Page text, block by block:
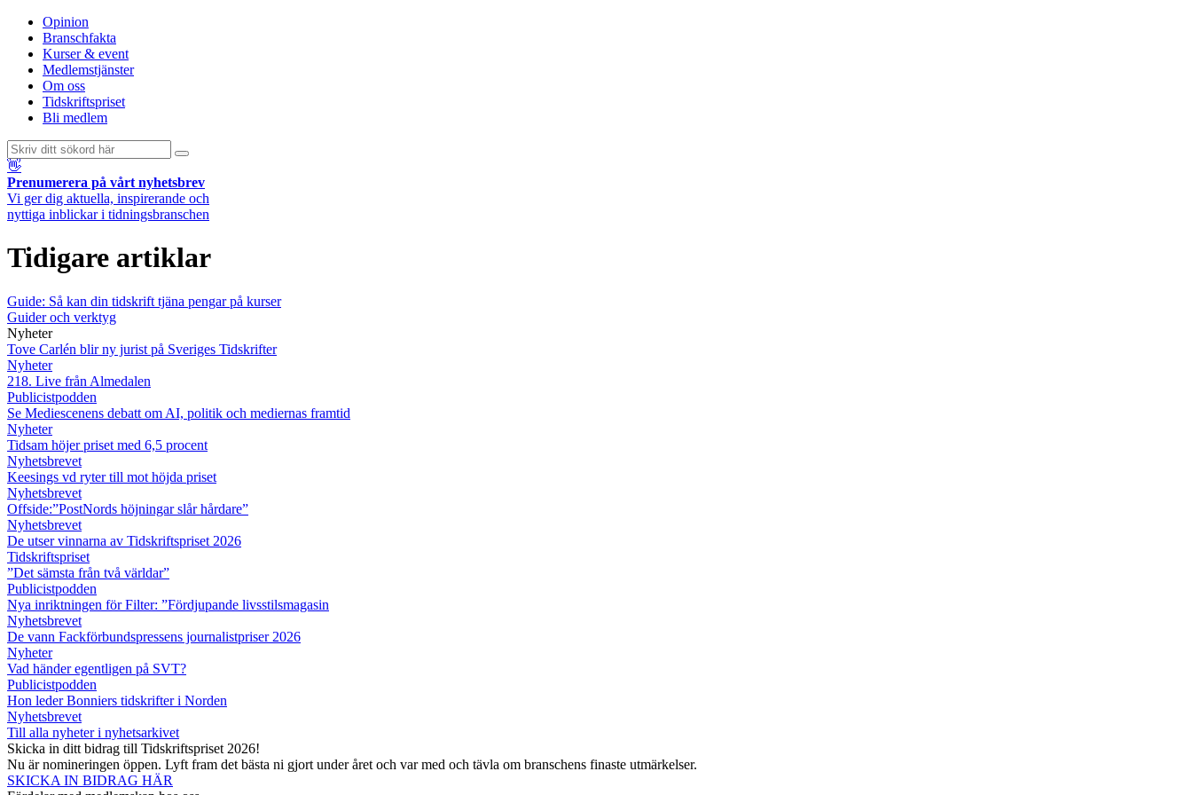
Opinion
Branschfakta
Kurser & event
Medlemstjänster
Om oss
Tidskriftspriset
Bli medlem
👋
Prenumerera på vårt nyhetsbrev
Vi ger dig aktuella, inspirerande och
nyttiga inblickar i tidningsbranschen
Tidigare artiklar
Guide: Så kan din tidskrift tjäna pengar på kurser
Guider och verktyg
Nyheter
Tove Carlén blir ny jurist på Sveriges Tidskrifter
Nyheter
218. Live från Almedalen
Publicistpodden
Se Mediescenens debatt om AI, politik och mediernas framtid
Nyheter
Tidsam höjer priset med 6,5 procent
Nyhetsbrevet
Keesings vd ryter till mot höjda priset
Nyhetsbrevet
Offside:”PostNords höjningar slår hårdare”
Nyhetsbrevet
De utser vinnarna av Tidskriftspriset 2026
Tidskriftspriset
”Det sämsta från två världar”
Publicistpodden
Nya inriktningen för Filter: ”Fördjupande livsstilsmagasin
Nyhetsbrevet
De vann Fackförbundspressens journalistpriser 2026
Nyheter
Vad händer egentligen på SVT?
Publicistpodden
Hon leder Bonniers tidskrifter i Norden
Nyhetsbrevet
Till alla nyheter i nyhetsarkivet
Skicka in ditt bidrag till Tidskriftspriset 2026!
Nu är nomineringen öppen. Lyft fram det bästa ni gjort under året och var med och tävla om branschens finaste utmärkelser.
SKICKA IN BIDRAG HÄR